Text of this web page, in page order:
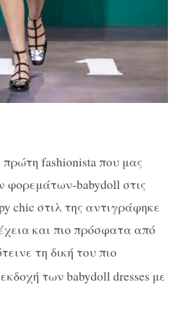
πρώτη fashionista που μας
φορεμάτων-babydoll στις
chic στιλ της αντιγράφηκε
και πιο πρόσφατα από
τη δική του πιο
των babydoll dresses με